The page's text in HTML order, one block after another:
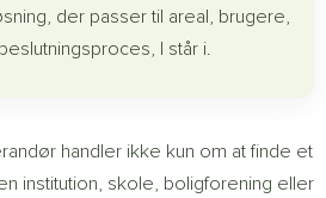
der passer til areal, brugere,
I står i.
handler ikke kun om at finde et
institution, skole, boligforening eller